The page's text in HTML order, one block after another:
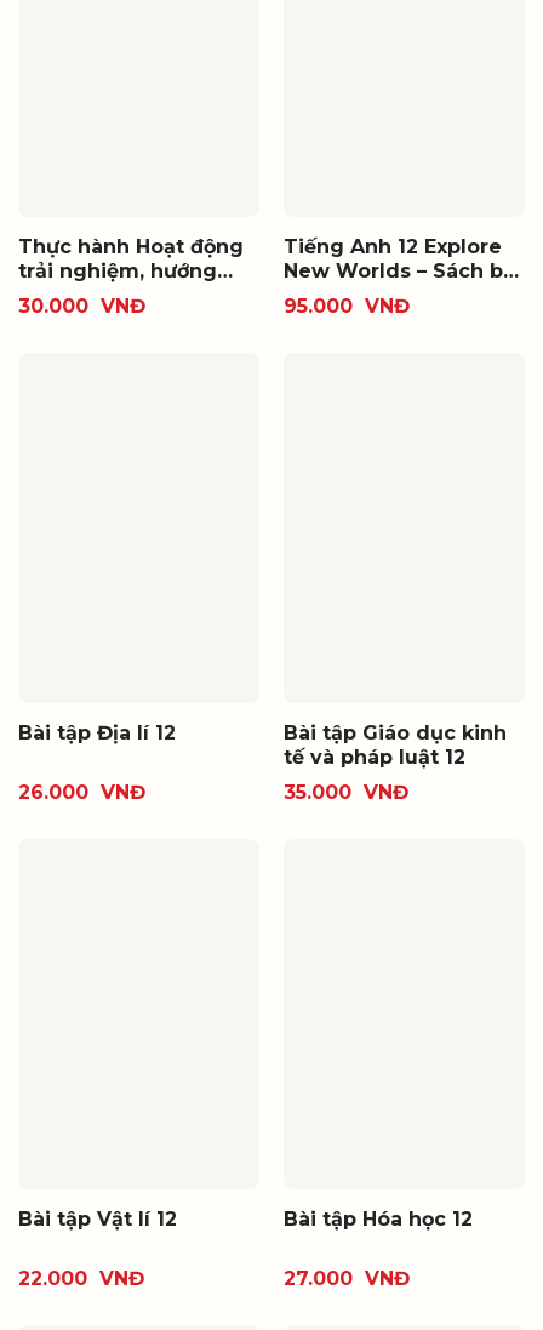
Thực hành Hoạt động
trải nghiệm, hướng
nghiệp 12
30.000 VNĐ
Tiếng Anh 12 Explore
New Worlds – Sách bài
tập
95.000 VNĐ
Bài tập Địa lí 12
26.000 VNĐ
Bài tập Giáo dục kinh
tế và pháp luật 12
35.000 VNĐ
Bài tập Vật lí 12
22.000 VNĐ
Bài tập Hóa học 12
27.000 VNĐ